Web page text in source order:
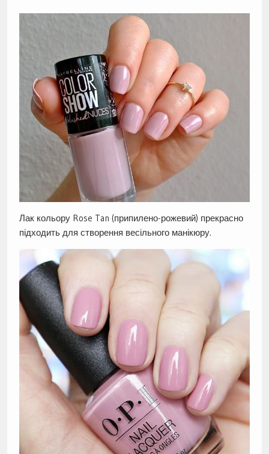
Лак кольору Rose Tan (припилено-рожевий) прекрасно
підходить для створення весільного манікюру.